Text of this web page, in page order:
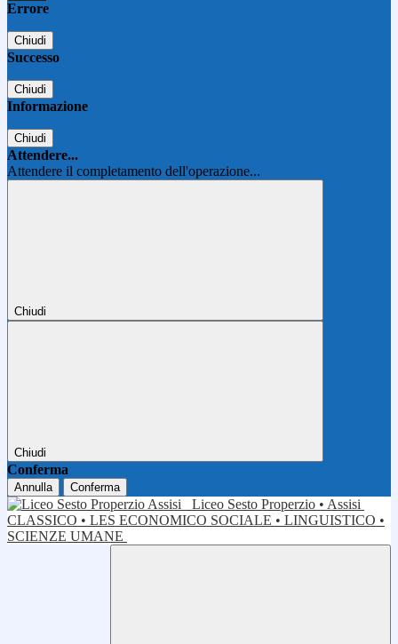
Errore
Chiudi
Successo
Chiudi
Informazione
Chiudi
Attendere...
Attendere il completamento dell'operazione...
Chiudi
Chiudi
Conferma
Annulla Conferma
Liceo Sesto Properzio • Assisi
CLASSICO • LES ECONOMICO SOCIALE • LINGUISTICO •
SCIENZE UMANE